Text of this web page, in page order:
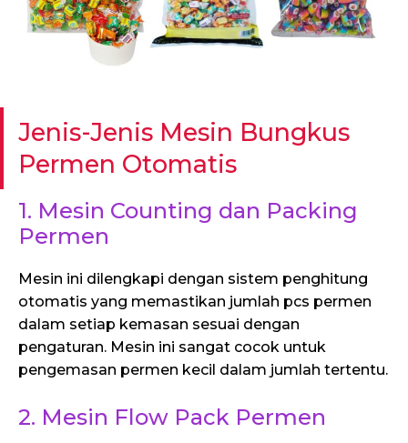
Jenis-Jenis Mesin Bungkus
Permen Otomatis
1. Mesin Counting dan Packing
Permen
Mesin ini dilengkapi dengan sistem penghitung
otomatis yang memastikan jumlah pcs permen
dalam setiap kemasan sesuai dengan
pengaturan. Mesin ini sangat cocok untuk
pengemasan permen kecil dalam jumlah tertentu.
2. Mesin Flow Pack Permen